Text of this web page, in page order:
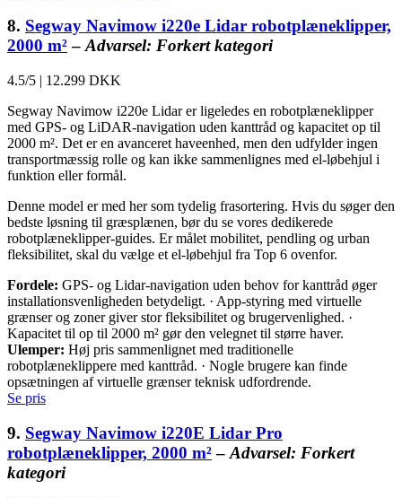
8. Segway Navimow i220e Lidar robotplæneklipper,
2000 m²–Advarsel: Forkert kategori
4.5/5 | 12.299 DKK
Segway Navimow i220e Lidar er ligeledes en robotplæneklipper
med GPS- og LiDAR-navigation uden kanttråd og kapacitet op til
2000 m². Det er en avanceret haveenhed, men den udfylder ingen
transportmæssig rolle og kan ikke sammenlignes med el-løbehjul i
funktion eller formål.
Denne model er med her som tydelig frasortering. Hvis du søger den
bedste løsning til græsplænen, bør du se vores dedikerede
robotplæneklipper-guides. Er målet mobilitet, pendling og urban
fleksibilitet, skal du vælge et el-løbehjul fra Top 6 ovenfor.
Fordele: GPS- og Lidar-navigation uden behov for kanttråd øger
installationsvenligheden betydeligt. · App-styring med virtuelle
grænser og zoner giver stor fleksibilitet og brugervenlighed. ·
Kapacitet til op til 2000 m² gør den velegnet til større haver.
Ulemper: Høj pris sammenlignet med traditionelle
robotplæneklippere med kanttråd. · Nogle brugere kan finde
opsætningen af virtuelle grænser teknisk udfordrende.
Se pris
9. Segway Navimow i220E Lidar Pro
robotplæneklipper, 2000 m²– Advarsel: Forkert
kategori